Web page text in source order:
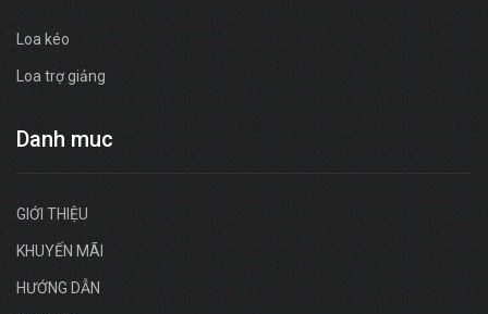
Loa kéo
Loa trợ giảng
Danh muc
GIỚI THIỆU
KHUYẾN MÃI
HƯỚNG DẪN